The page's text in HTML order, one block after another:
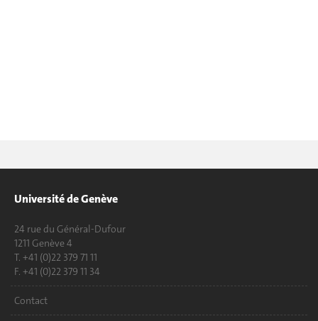
Université de Genève
24 rue du Général-Dufour
1211 Genève 4
T. +41 (0)22 379 71 11
F. +41 (0)22 379 11 34
Contact